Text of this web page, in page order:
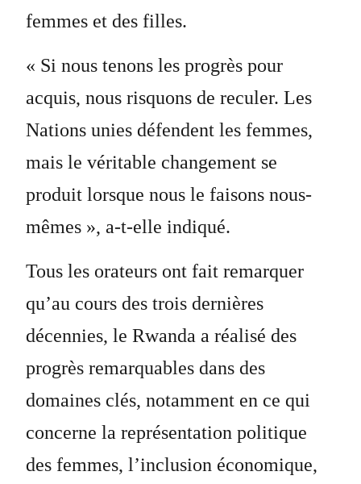
femmes et des filles.
« Si nous tenons les progrès pour
acquis, nous risquons de reculer. Les
Nations unies défendent les femmes,
mais le véritable changement se
produit lorsque nous le faisons nous-
mêmes », a-t-elle indiqué.
Tous les orateurs ont fait remarquer
qu’au cours des trois dernières
décennies, le Rwanda a réalisé des
progrès remarquables dans des
domaines clés, notamment en ce qui
concerne la représentation politique
des femmes, l’inclusion économique,